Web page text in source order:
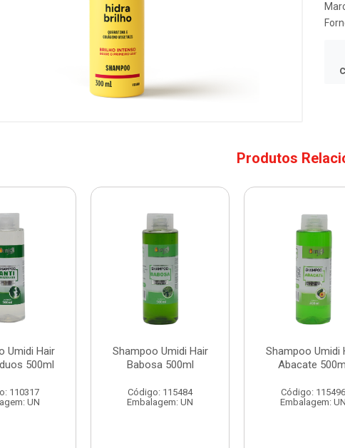
Produtos
Umidi Hair
500ml
110317
UN
Shampoo Umidi Hair
Babosa 500ml
Código: 115484
Embalagem: UN
Shampoo Umidi
Abacate
Código: 115496
Embalagem: UN